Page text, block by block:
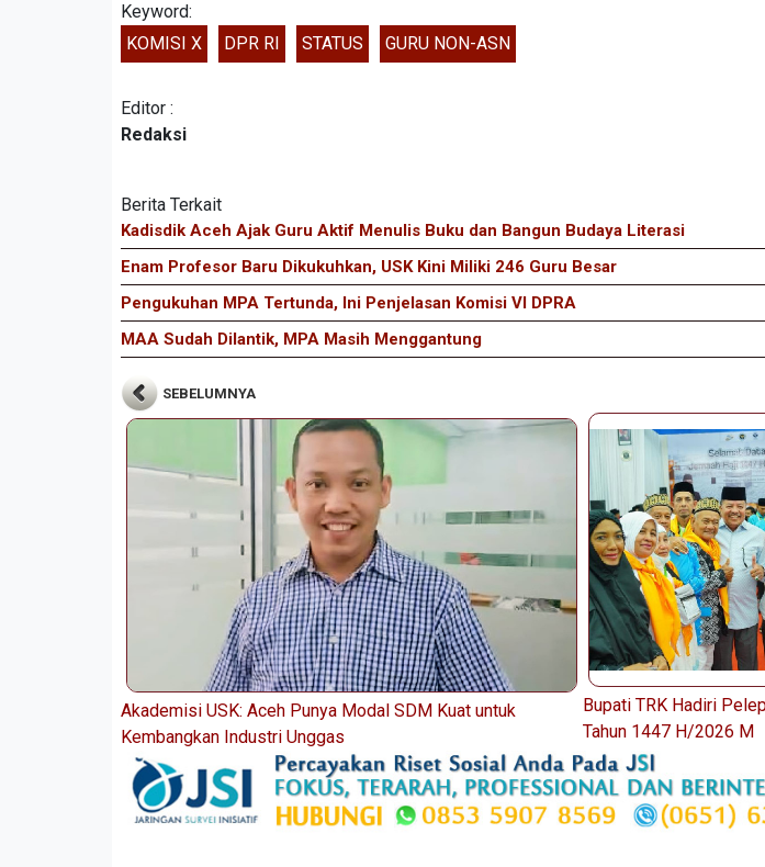
Keyword:
KOMISI X
DPR RI STATUS GURU NON-ASN
Editor :
Redaksi
Berita Terkait
Kadisdik Aceh Ajak Guru Aktif Menulis Buku dan Bangun Budaya Literasi
Enam Profesor Baru Dikukuhkan, USK Kini Miliki 246 Guru Besar
Pengukuhan MPA Tertunda, Ini Penjelasan Komisi VI DPRA
MAA Sudah Dilantik, MPA Masih Menggantung
SEBELUMNYA
Akademisi USK: Aceh Punya Modal SDM Kuat untuk
Kembangkan Industri Unggas
Bupati TRK Hadiri
Tahun 1447 H/2026 M